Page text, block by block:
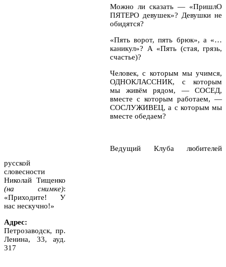
Можно ли сказать — «ПришлО
ПЯТЕРО девушек»? Девушки не
обидятся?
«Пять ворот, пять брюк», а «…
каникул»? А «Пять (стая, грязь,
счастье)?
Человек, с которым мы учимся,
ОДНОКЛАССНИК, с которым
мы живём рядом, — СОСЕД,
вместе с которым работаем, —
СОСЛУЖИВЕЦ, а с которым мы
вместе обедаем?
Ведущий Клуба любителей
русской
словесности
Николай Тищенко
(на снимке):
«Приходите! У
нас нескучно!»
Адрес:
Петрозаводск, пр.
Ленина, 33, ауд.
317